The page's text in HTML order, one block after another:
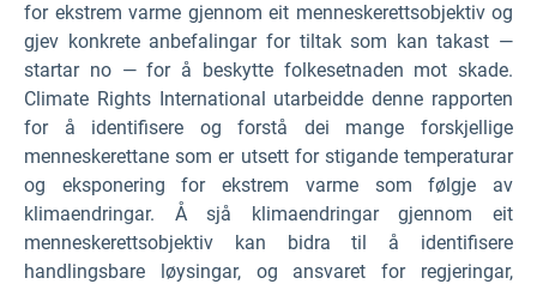
for ekstrem varme gjennom eit menneskerettsobjektiv og
gjev konkrete anbefalingar for tiltak som kan takast —
startar no — for å beskytte folkesetnaden mot skade.
Climate Rights International utarbeidde denne rapporten
for å identifisere og forstå dei mange forskjellige
menneskerettane som er utsett for stigande temperaturar
og eksponering for ekstrem varme som følgje av
klimaendringar. Å sjå klimaendringar gjennom eit
menneskerettsobjektiv kan bidra til å identifisere
handlingsbare løysingar, og ansvaret for regjeringar,